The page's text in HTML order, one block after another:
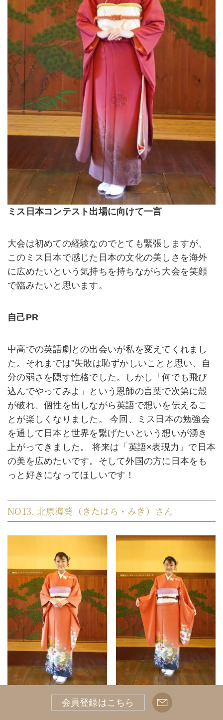
ミス日本コンテスト出場に向けて一言
大会は初めての経験なのでとても緊張しますが、
このミス日本で感じた日本の文化の美しさを海外
に広めたいという気持ちを持ちながら大会を笑顔
で臨みたいと思います。
自己PR
中高での英語劇との出会いが私を変えてくれまし
た。それまでは”失敗は恥ずかしいことと思い、自
分の弱さを隠す性格でした。しかし「何でも飛び
込んでやってみよ」という恩師の言葉で次第に殻
が破れ、個性を出しながら英語で想いを伝えるこ
とが楽しくなりました。 今回、ミス日本の勉強会
を通して日本と世界を繋げたいという想いが湧き
上がってきました。 将来は「英語×表現力」で日本
の美を広めたいです。そして外国の方に日本をも
っと好きになってほしいです！
NO13. 北原海葵（きたはら・みき）さん
ミス日本コンテスト出場に向けて一言
会員登録はこちら